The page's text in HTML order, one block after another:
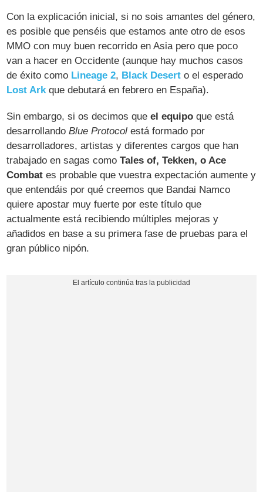
Con la explicación inicial, si no sois amantes del género,
es posible que penséis que estamos ante otro de esos
MMO con muy buen recorrido en Asia pero que poco
van a hacer en Occidente (aunque hay muchos casos
de éxito como Lineage 2, Black Desert o el esperado
Lost Ark que debutará en febrero en España).
Sin embargo, si os decimos queel equipo que está
desarrollandoBlue Protocol está formado por
desarrolladores, artistas y diferentes cargos que han
trabajado en sagas comoTales of, Tekken, o Ace
Combat es probable que vuestra expectación aumente y
que entendáis por qué creemos que Bandai Namco
quiere apostar muy fuerte por este título que
actualmente está recibiendo múltiples mejoras y
añadidos en base a su primera fase de pruebas para el
gran público nipón.